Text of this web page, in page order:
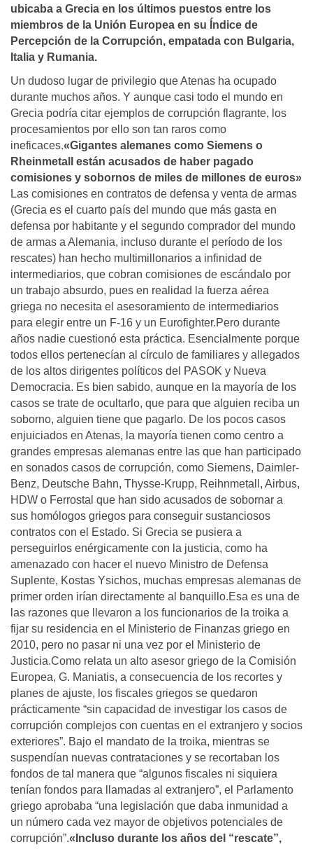
ubicaba a Grecia en los últimos puestos entre los
miembros de la Unión Europea en su Índice de
Percepción de la Corrupción, empatada con Bulgaria,
Italia y Rumania.
Un dudoso lugar de privilegio que Atenas ha ocupado
durante muchos años. Y aunque casi todo el mundo en
Grecia podría citar ejemplos de corrupción flagrante, los
procesamientos por ello son tan raros como
ineficaces.«Gigantes alemanes como Siemens o
Rheinmetall están acusados de haber pagado
comisiones y sobornos de miles de millones de euros»
Las comisiones en contratos de defensa y venta de armas
(Grecia es el cuarto país del mundo que más gasta en
defensa por habitante y el segundo comprador del mundo
de armas a Alemania, incluso durante el período de los
rescates) han hecho multimillonarios a infinidad de
intermediarios, que cobran comisiones de escándalo por
un trabajo absurdo, pues en realidad la fuerza aérea
griega no necesita el asesoramiento de intermediarios
para elegir entre un F-16 y un Eurofighter.Pero durante
años nadie cuestionó esta práctica. Esencialmente porque
todos ellos pertenecían al círculo de familiares y allegados
de los altos dirigentes políticos del PASOK y Nueva
Democracia. Es bien sabido, aunque en la mayoría de los
casos se trate de ocultarlo, que para que alguien reciba un
soborno, alguien tiene que pagarlo. De los pocos casos
enjuiciados en Atenas, la mayoría tienen como centro a
grandes empresas alemanas entre las que han participado
en sonados casos de corrupción, como Siemens, Daimler-
Benz, Deutsche Bahn, Thysse-Krupp, Reihnmetall, Airbus,
HDW o Ferrostal que han sido acusados de sobornar a
sus homólogos griegos para conseguir sustanciosos
contratos con el Estado. Si Grecia se pusiera a
perseguirlos enérgicamente con la justicia, como ha
amenazado con hacer el nuevo Ministro de Defensa
Suplente, Kostas Ysichos, muchas empresas alemanas de
primer orden irían directamente al banquillo.Esa es una de
las razones que llevaron a los funcionarios de la troika a
fijar su residencia en el Ministerio de Finanzas griego en
2010, pero no pasar ni una vez por el Ministerio de
Justicia.Como relata un alto asesor griego de la Comisión
Europea, G. Maniatis, a consecuencia de los recortes y
planes de ajuste, los fiscales griegos se quedaron
prácticamente “sin capacidad de investigar los casos de
corrupción complejos con cuentas en el extranjero y socios
exteriores”. Bajo el mandato de la troika, mientras se
suspendían nuevas contrataciones y se recortaban los
fondos de tal manera que “algunos fiscales ni siquiera
tenían fondos para llamadas al extranjero”, el Parlamento
griego aprobaba “una legislación que daba inmunidad a
un número cada vez mayor de objetivos potenciales de
corrupción”.«Incluso durante los años del “rescate”,